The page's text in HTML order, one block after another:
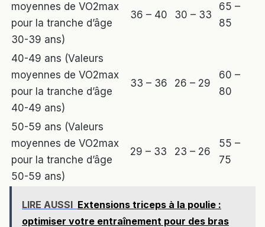
moyennes de VO2max
pour la tranche d’âge
30-39 ans)
36 – 40 30 – 33
65 –
85
40-49 ans (Valeurs
moyennes de VO2max
pour la tranche d’âge
40-49 ans)
33 – 36 26 – 29
60 –
80
50-59 ans (Valeurs
moyennes de VO2max
pour la tranche d’âge
50-59 ans)
29 – 33 23 – 26
55 –
75
LIRE AUSSI Extensions triceps à la poulie :
optimiser votre entraînement pour des bras